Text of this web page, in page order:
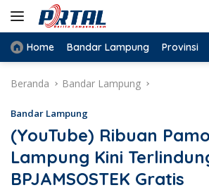
Langsung
konten
Home Bandar Lampung Provinsi
Beranda Bandar Lampung
Bandar Lampung
(YouTube) Ribuan
Lampung Kini
BPJAMSOSTEK Gratis